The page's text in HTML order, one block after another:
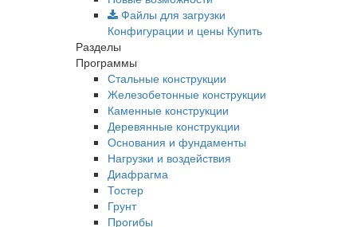
Файлы для загрузки
Конфигурации и цены Купить
Разделы
Программы
Стальные конструкции
Железобетонные конструкции
Каменные конструкции
Деревянные конструкции
Основания и фундаменты
Нагрузки и воздействия
Диафрагма
Тостер
Грунт
Прогибы